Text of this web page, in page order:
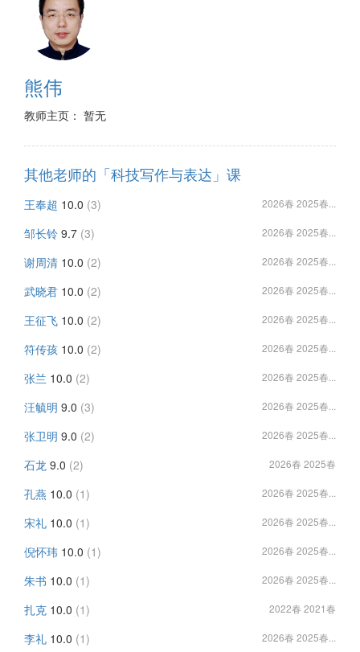
熊伟
教师主页： 暂无
其他老师的「科技写作与表达」课
王奉超 10.0 (3) 2026春 2025春...
邹长铃 9.7 (3) 2026春 2025春...
谢周清 10.0 (2) 2026春 2025春...
武晓君 10.0 (2) 2026春 2025春...
王征飞 10.0 (2) 2026春 2025春...
符传孩 10.0 (2) 2026春 2025春...
张兰 10.0 (2) 2026春 2025春...
汪毓明 9.0 (3) 2026春 2025春...
张卫明 9.0 (2) 2026春 2025春...
石龙 9.0 (2) 2026春 2025春
孔燕 10.0 (1) 2026春 2025春...
宋礼 10.0 (1) 2026春 2025春...
倪怀玮 10.0 (1) 2026春 2025春...
朱书 10.0 (1) 2026春 2025春...
扎克 10.0 (1) 2022春 2021春
李礼 10.0 (1) 2026春 2025春...